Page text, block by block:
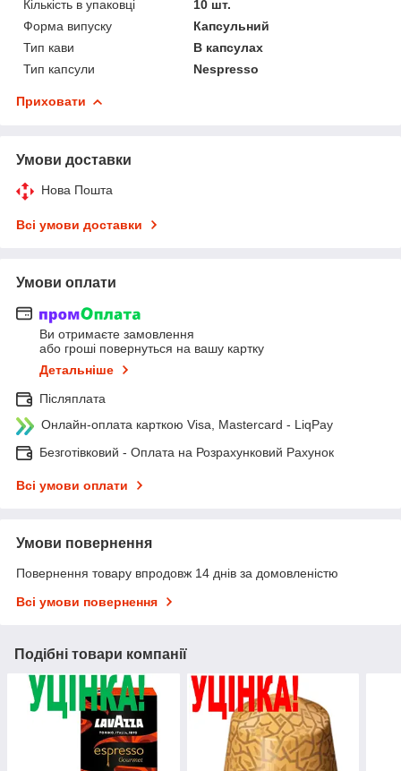
Кількість в упаковці
10 шт.
Форма випуску
Капсульний
Тип кави
В капсулах
Тип капсули
Nespresso
Приховати
Умови доставки
Нова Пошта
Всі умови доставки
Умови оплати
Ви отримаєте замовлення
або гроші повернуться на вашу картку
Детальніше
Післяплата
Онлайн-оплата карткою Visa, Mastercard - LiqPay
Безготівковий - Оплата на Розрахунковий Рахунок
Всі умови оплати
Умови повернення
Повернення товару впродовж 14 днів за домовленістю
Всі умови повернення
Подібні товари компанії